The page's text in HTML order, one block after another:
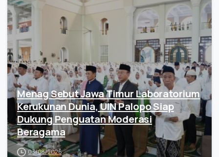
Menag Sebut Jawa Timur Laboratorium
Kerukunan Dunia, UIN Palopo Siap
Dukung Penguatan Moderasi
Beragama
03/08/2026